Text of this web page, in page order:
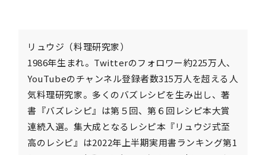
リュウジ（料理研究家）
1986年生まれ。Twitterのフォロワー約225万人、
YouTubeのチャンネル登録者数315万人を超える人
気料理研究家。多くのバズレシピを生み出し、著
書『バズレシピ』は第５回、第６回レシピ本大賞
連続入選。集大成となるレシピ本『リュウジ式至
高のレシピ』は2022年上半期実用書ランキング第1